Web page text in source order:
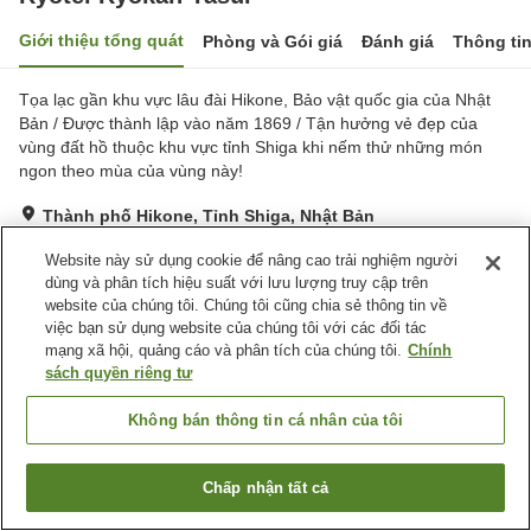
Giới thiệu tổng quát Phòng và Gói giá Đánh giá Thông
Tọa lạc gần khu vực lâu đài Hikone, Bảo vật quốc gia của Nhật
Bản / Được thành lập vào năm 1869 / Tận hưởng vẻ đẹp của
vùng đất hồ thuộc khu vực tỉnh Shiga khi nếm thử những món
ngon theo mùa của vùng này!
Thành phố Hikone, Tỉnh Shiga, Nhật Bản
Xuất sắc Đánh giá:61lượt
Tiện nghi chỗ nghỉ
Giao Hàng Tận Nhà
Trang chủ Nhật Bản Tỉnh Shiga
Thành phố Hikone
Tìm phòng trống
Website này sử dụng cookie để nâng cao trải nghiệm người
dùng và phân tích hiệu suất với lưu lượng truy cập trên
website của chúng tôi. Chúng tôi cũng chia sẻ thông tin về
việc bạn sử dụng website của chúng tôi với các đối tác
mạng xã hội, quảng cáo và phân tích của chúng tôi. Chính
sách quyền riêng tư
Không bán thông tin cá nhân của tôi
Chấp nhận tất cả